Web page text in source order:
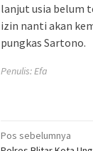
lanjut usia belum
izin nanti akan
pungkas Sartono.
Penulis: Efa
Navigasi
Pos sebelumnya